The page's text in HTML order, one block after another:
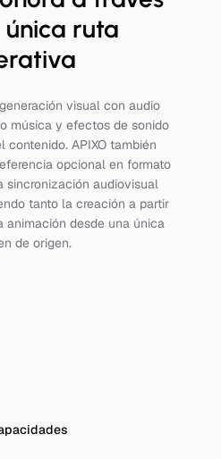
ruta
visual con audio
música y efectos de sonido
contenido. APIXO también
opcional en formato
sincronización audiovisual
tanto la creación a partir
animación desde una única
de origen.